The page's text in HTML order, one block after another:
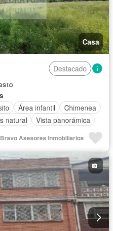
Casa
Destacado
Área infantil
Chimenea
natural Vista panorámica
Asesores Inmobiliarios